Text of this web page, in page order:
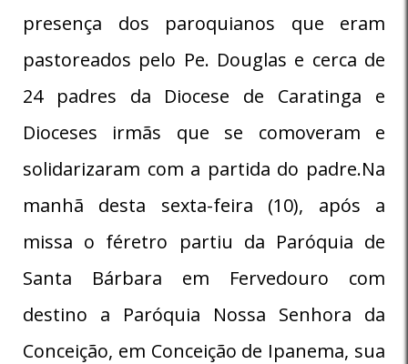
presença dos paroquianos que eram
pastoreados pelo Pe. Douglas e cerca de
24 padres da Diocese de Caratinga e
Dioceses irmãs que se comoveram e
solidarizaram com a partida do padre.Na
manhã desta sexta-feira (10), após a
missa o féretro partiu da Paróquia de
Santa Bárbara em Fervedouro com
destino a Paróquia Nossa Senhora da
Conceição, em Conceição de Ipanema, sua